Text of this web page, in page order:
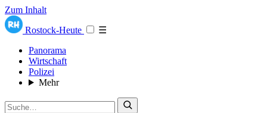
Zum Inhalt
Rostock-Heute
☰
Panorama
Wirtschaft
Polizei
Mehr